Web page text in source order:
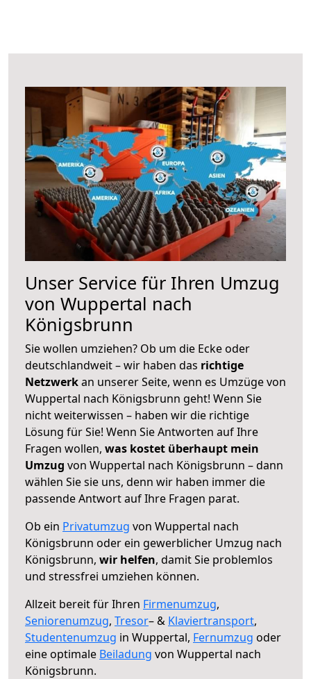
Unser Service für Ihren Umzug
von Wuppertal nach
Königsbrunn
Sie wollen umziehen? Ob um die Ecke oder
deutschlandweit – wir haben das richtige
Netzwerkan unserer Seite, wenn es Umzüge von
Wuppertal nach Königsbrunn geht! Wenn Sie
nicht weiterwissen – haben wir die richtige
Lösung für Sie! Wenn Sie Antworten auf Ihre
Fragen wollen, was kostet überhaupt mein
Umzug von Wuppertal nach Königsbrunn – dann
wählen Sie sie uns, denn wir haben immer die
passende Antwort auf Ihre Fragen parat.
Ob ein Privatumzug von Wuppertal nach
Königsbrunn oder ein gewerblicher Umzug nach
Königsbrunn, wir helfen, damit Sie problemlos
und stressfrei umziehen können.
Allzeit bereit für Ihren Firmenumzug,
Seniorenumzug, Tresor– & Klaviertransport,
Studentenumzug in Wuppertal, Fernumzug oder
eine optimale Beiladung von Wuppertal nach
Königsbrunn.